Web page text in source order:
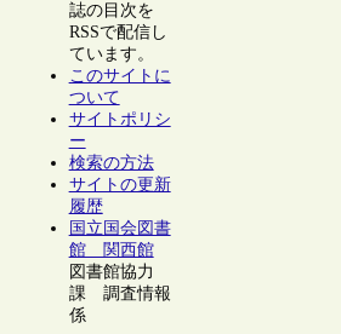
誌の目次を
RSSで配信し
ています。
このサイトに
ついて
サイトポリシ
ー
検索の方法
サイトの更新
履歴
国立国会図書
館 関西館
図書館協力
課 調査情報
係